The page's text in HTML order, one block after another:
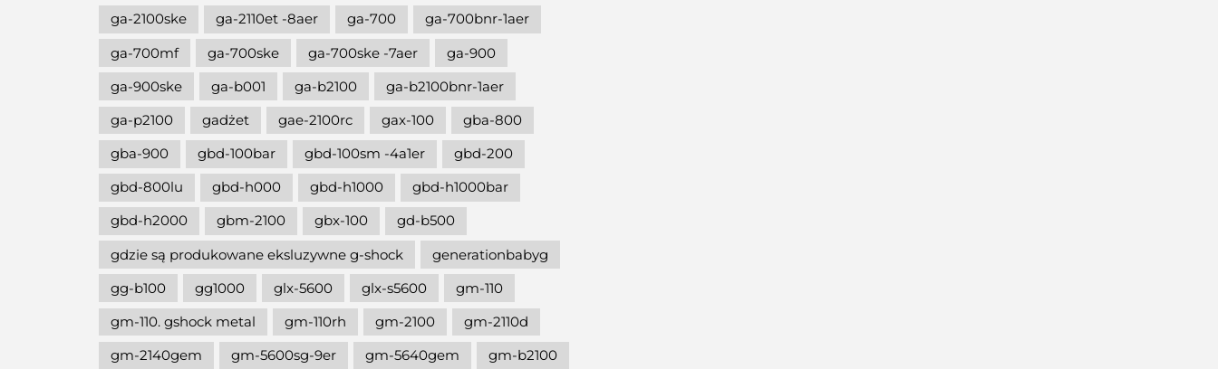
ga-2100ske
ga-2110et -8aer ga-700
ga-700bnr-1aer
ga-700mf
ga-700ske ga-700ske -7aer
ga-900
ga-900ske
ga-b001 ga-b2100
ga-b2100bnr-1aer
ga-p2100
gadżet gae-2100rc gax-100
gba-800
gba-900
gbd-100bar gbd-100sm -4a1er
gbd-200
gbd-800lu
gbd-h000 gbd-h1000
gbd-h1000bar
gbd-h2000
gbm-2100 gbx-100
gd-b500
gdzie są produkowane eksluzywne g-shock
generationbabyg
gg-b100
gg1000 glx-5600 glx-s5600
gm-110
gm-110. gshock metal
gm-110rh gm-2100
gm-2110d
gm-2140gem
gm-5600sg-9er gm-5640gem
gm-b2100